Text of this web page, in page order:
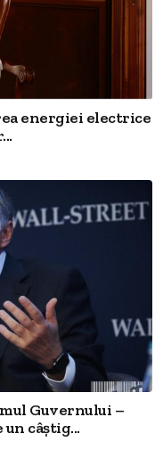
energiei electrice
Guvernului –
un câștig...